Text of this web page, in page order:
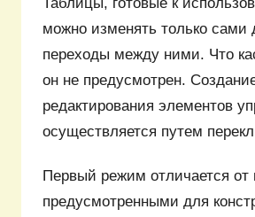
можно изменять только сами
переходы между ними. Что
он не предусмотрен.
редактирования элементов
осуществляется путем
Первый режим отличается
предусмотренными для